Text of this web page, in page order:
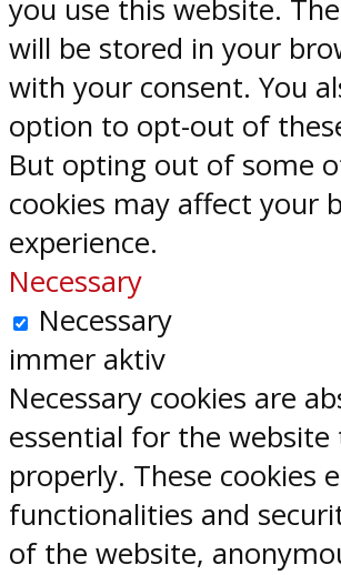
you use this website.
will be stored in your
with your consent. You
option to opt-out of
But opting out of some
cookies may affect your
experience.
Necessary
Necessary
immer aktiv
Necessary cookies are
essential for the
properly. These cookies
functionalities and
of the website,